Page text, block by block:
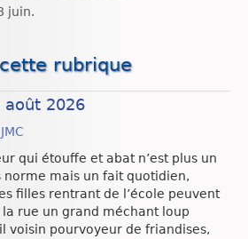
juin.
rubrique
août 2026
JMC
qui étouffe et abat n’est plus un
norme mais un fait quotidien,
filles rentrant de l’école peuvent
rue un grand méchant loup
voisin pourvoyeur de friandises,